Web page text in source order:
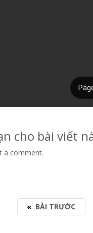
cho bài viết
a comment.
« BÀI TRƯỚC